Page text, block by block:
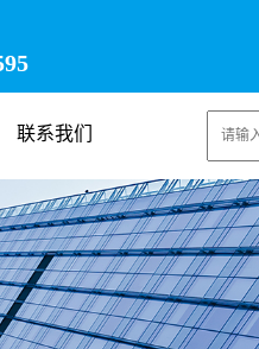
联系我们